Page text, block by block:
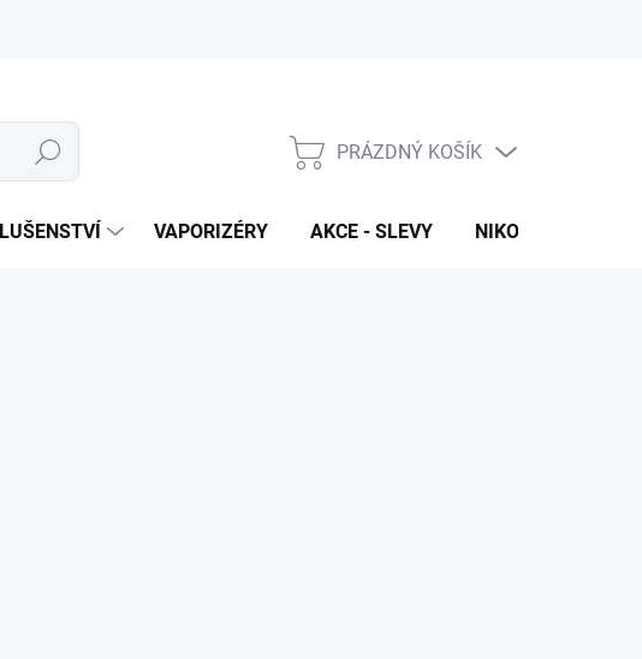
Hledat
NÁKUPNÍ
PRÁZDNÝ KOŠÍK
VAPORIZÉRY AKCE - SLEVY NIKOTINOVÉ